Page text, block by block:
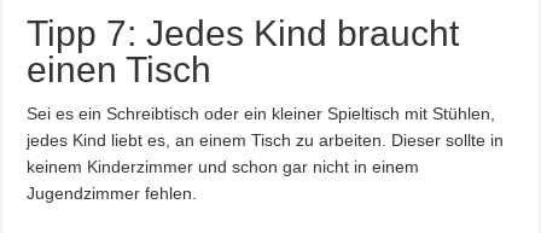
Tipp 7: Jedes Kind braucht
einen Tisch
Sei es ein Schreibtisch oder ein kleiner Spieltisch mit Stühlen,
jedes Kind liebt es, an einem Tisch zu arbeiten. Dieser sollte in
keinem Kinderzimmer und schon gar nicht in einem
Jugendzimmer fehlen.